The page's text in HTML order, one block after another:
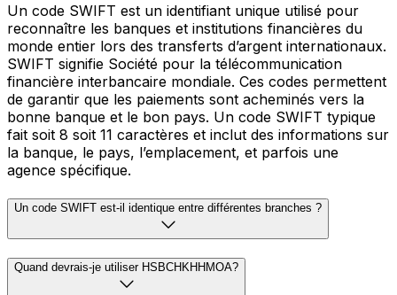
Un code SWIFT est un identifiant unique utilisé pour
reconnaître les banques et institutions financières du
monde entier lors des transferts d’argent internationaux.
SWIFT signifie Société pour la télécommunication
financière interbancaire mondiale. Ces codes permettent
de garantir que les paiements sont acheminés vers la
bonne banque et le bon pays. Un code SWIFT typique
fait soit 8 soit 11 caractères et inclut des informations sur
la banque, le pays, l’emplacement, et parfois une
agence spécifique.
Un code SWIFT est-il identique entre différentes branches ?
Quand devrais-je utiliser HSBCHKHHMOA?